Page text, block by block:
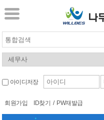
아이디저장
회원가입 ID찾기 / PW재발급